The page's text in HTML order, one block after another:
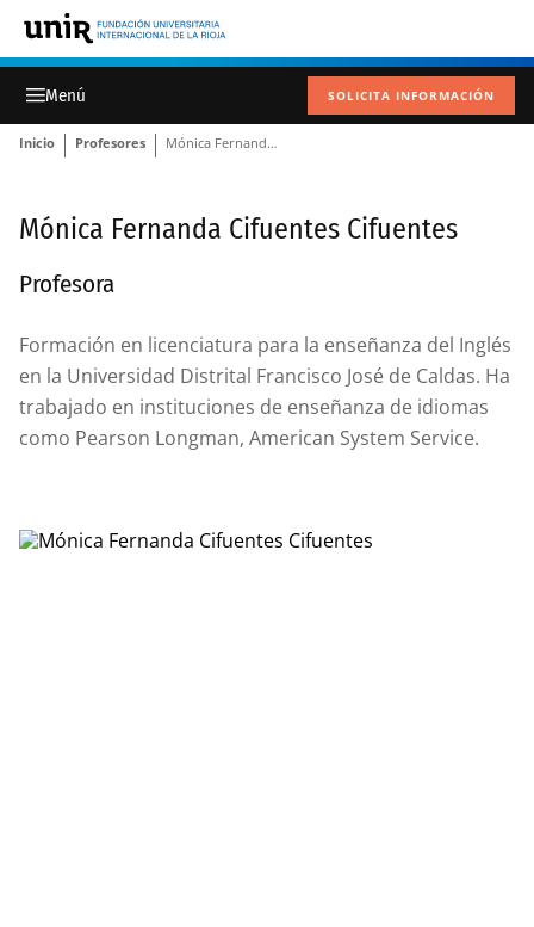
SOLICITA INFORMACIÓN
Inicio Profesores Mónica Fernanda Cifuentes Cifuentes
Mónica Fernanda Cifuentes Cifuentes
Profesora
Formación en licenciatura para la enseñanza del Inglés
en la Universidad Distrital Francisco José de Caldas. Ha
trabajado en instituciones de enseñanza de idiomas
como Pearson Longman, American System Service.